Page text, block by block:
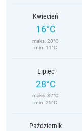
Kwiecień
16°C
maks. 20°C
min. 11°C
Lipiec
28°C
maks. 32°C
min. 25°C
Październik